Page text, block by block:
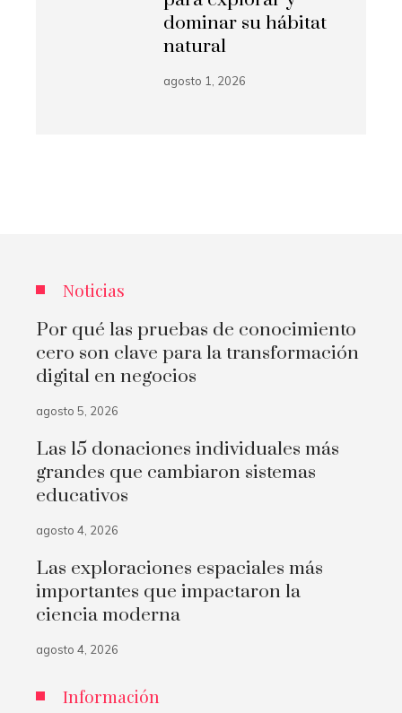
dominar su hábitat
natural
agosto 1, 2026
Noticias
Por qué las pruebas de conocimiento
cero son clave para la transformación
digital en negocios
agosto 5, 2026
Las 15 donaciones individuales más
grandes que cambiaron sistemas
educativos
agosto 4, 2026
Las exploraciones espaciales más
importantes que impactaron la
ciencia moderna
agosto 4, 2026
Información